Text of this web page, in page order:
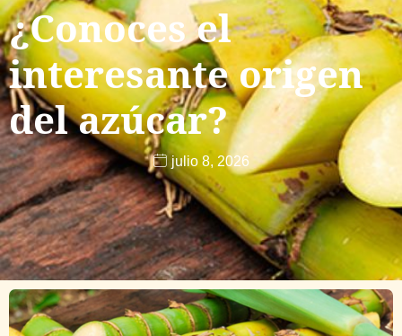
¿Conoces el
interesante origen
del azúcar?
julio 8, 2026